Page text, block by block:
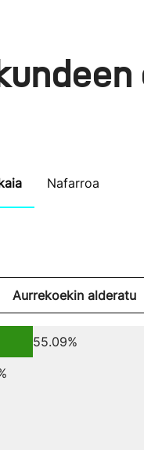
Nafarroa
Aurrekoekin alderatu
55.09%